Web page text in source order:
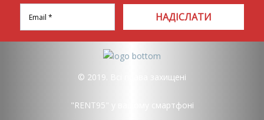
НАДІСЛАТИ
© 2019. Всі права захищені
"RENT95" у вашому смартфоні